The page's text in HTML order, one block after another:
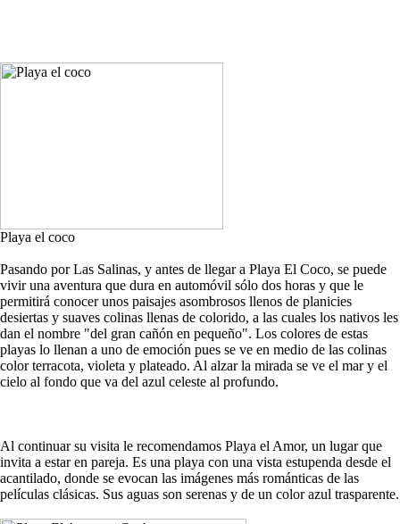
Playa el coco
Pasando por Las Salinas, y antes de llegar a Playa El Coco, se puede
vivir una aventura que dura en automóvil sólo dos horas y que le
permitirá conocer unos paisajes asombrosos llenos de planicies
desiertas y suaves colinas llenas de colorido, a las cuales los nativos les
dan el nombre "del gran cañón en pequeño". Los colores de estas
playas lo llenan a uno de emoción pues se ve en medio de las colinas
color terracota, violeta y plateado. Al alzar la mirada se ve el mar y el
cielo al fondo que va del azul celeste al profundo.
Al continuar su visita le recomendamos Playa el Amor, un lugar que
invita a estar en pareja. Es una playa con una vista estupenda desde el
acantilado, donde se evocan las imágenes más románticas de las
películas clásicas. Sus aguas son serenas y de un color azul trasparente.